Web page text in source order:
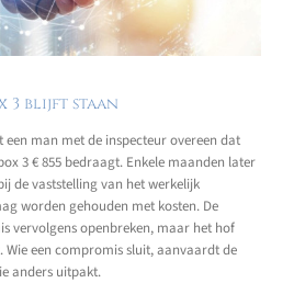
3 blijft staan
man met de inspecteur overeen dat
3 € 855 bedraagt. Enkele maanden later
de vaststelling van het werkelijk
worden gehouden met kosten. De
vervolgens openbreken, maar het hof
een compromis sluit, aanvaardt de
anders uitpakt.